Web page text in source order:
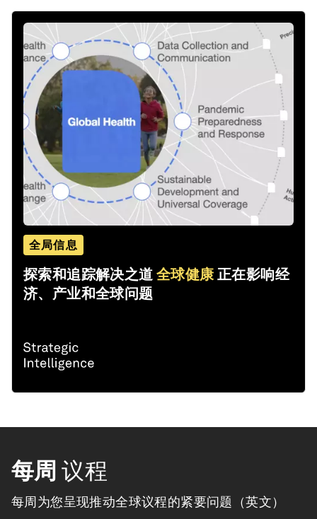
全局信息
探索和追踪解决之道全球健康正在影响经
济、产业和全球问题
每周 议程
每周为您呈现推动全球议程的紧要问题（英文）